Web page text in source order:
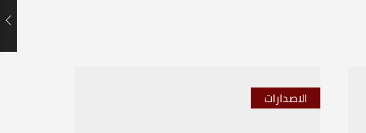
الاصدارات